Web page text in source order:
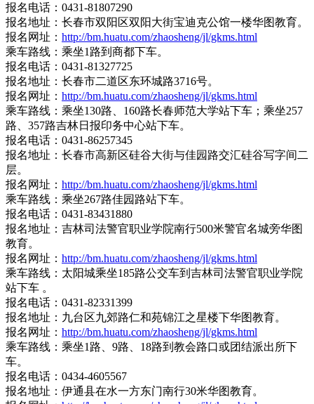
报名电话：0431-81807290
报名地址：长春市双阳区双阳大街宝迪克公馆一楼华图教育。
报名网址： http://bm.huatu.com/zhaosheng/jl/gkms.html
乘车路线：乘坐1路到商都下车。
报名电话：0431-81327725
报名地址：长春市二道区东环城路3716号。
报名网址： http://bm.huatu.com/zhaosheng/jl/gkms.html
乘车路线：乘坐130路、160路长春师范大学站下车；乘坐257
路、357路吉林日报印务中心站下车。
报名电话：0431-86257345
报名地址：长春市高新区硅谷大街与佳园路交汇硅谷写字间二
层。
报名网址： http://bm.huatu.com/zhaosheng/jl/gkms.html
乘车路线：乘坐267路佳园路站下车。
报名电话：0431-83431880
报名地址：吉林司法警官职业学院南行500米警官名城旁华图
教育。
报名网址： http://bm.huatu.com/zhaosheng/jl/gkms.html
乘车路线：太阳城乘坐185路公交车到吉林司法警官职业学院
站下车 。
报名电话：0431-82331399
报名地址：九台区九郊路仁和苑锦江之星楼下华图教育。
报名网址： http://bm.huatu.com/zhaosheng/jl/gkms.html
乘车路线：乘坐1路、9路、18路到教会路口或团结派出所下
车。
报名电话：0434-4605567
报名地址：伊通县在水一方东门南行30米华图教育。